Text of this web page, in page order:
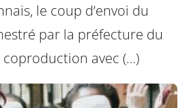
le coup d’envoi du
par la préfecture du
coproduction avec (…)